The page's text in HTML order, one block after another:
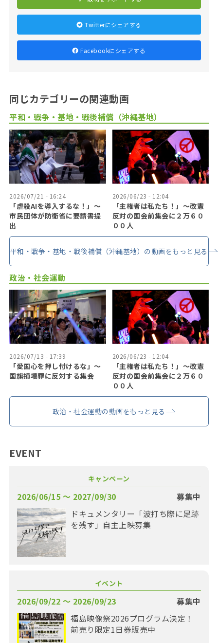
Twitterにシェアする
Facebookにシェアする
同じカテゴリーの関連動画
平和・戦争・基地・戦後補償（沖縄基地）
2026/07/21 - 16:24
「虐殺AIを導入するな！」〜
市民団体が防衛省に要請書提
出
2026/06/23 - 12:04
「主権者は私たち！」〜改憲
反対の国会前集会に２万６０
００人
平和・戦争・基地・戦後補償（沖縄基地）の動画をもっと見る
政治・社会運動
2026/07/13 - 17:39
「愛国心を押し付けるな」〜
国旗損壊罪に反対する集会
2026/06/23 - 12:04
「主権者は私たち！」〜改憲
反対の国会前集会に２万６０
００人
政治・社会運動の動画をもっと見る
EVENT
キャンペーン
2026/06/15 〜 2027/09/30
募集中
ドキュメンタリー「波打ち際に足跡
を残す」自主上映募集
イベント
2026/09/22 〜 2026/09/23
募集中
福島映像祭2026プログラム決定！
前売り限定1日券販売中